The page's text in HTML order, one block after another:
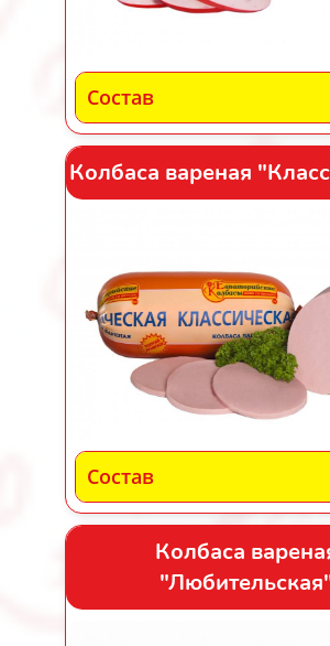
Состав
Колбаса вареная
Состав
Колбаса